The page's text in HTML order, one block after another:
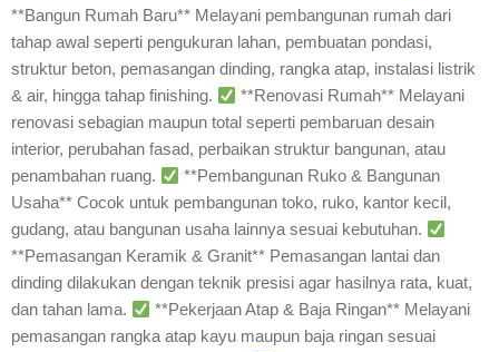
**Bangun Rumah Baru** Melayani pembangunan rumah dari
tahap awal seperti pengukuran lahan, pembuatan pondasi,
struktur beton, pemasangan dinding, rangka atap, instalasi listrik
& air, hingga tahap finishing.
**Renovasi Rumah** Melayani
renovasi sebagian maupun total seperti pembaruan desain
interior, perubahan fasad, perbaikan struktur bangunan, atau
penambahan ruang.
**Pembangunan Ruko & Bangunan
Usaha** Cocok untuk pembangunan toko, ruko, kantor kecil,
gudang, atau bangunan usaha lainnya sesuai kebutuhan.
**Pemasangan Keramik & Granit** Pemasangan lantai dan
dinding dilakukan dengan teknik presisi agar hasilnya rata, kuat,
dan tahan lama.
**Pekerjaan Atap & Baja Ringan** Melayani
pemasangan rangka atap kayu maupun baja ringan sesuai